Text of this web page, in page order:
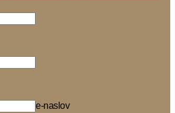
e-naslov